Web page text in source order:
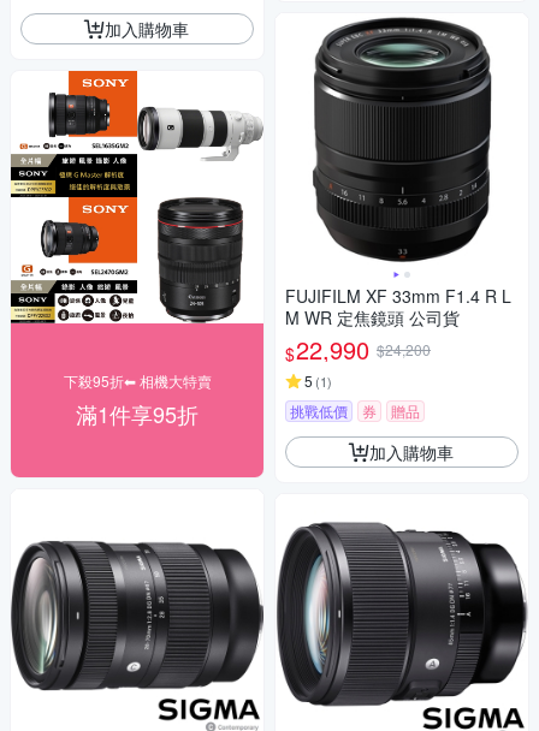
加入購物車
下殺95折⬅︎ 相機大特賣
滿1件享95折
FUJIFILM XF 33mm F1.4 R L
M WR 定焦鏡頭 公司貨
$22,990 $24,200
5 (1)
挑戰低價 券 贈品
加入購物車